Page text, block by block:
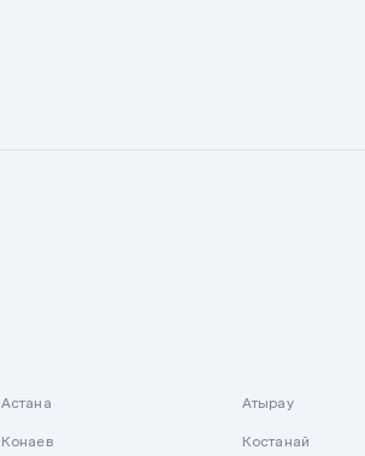
Астана Атырау
Конаев Костанай